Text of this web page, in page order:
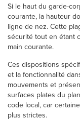
Si le haut du garde-
courante, la hauteur
ligne de nez. Cette
sécurité tout en étant
main courante.
Ces dispositions
et la fonctionnalité
mouvements et
surfaces plates du
code local, car
plus strictes.